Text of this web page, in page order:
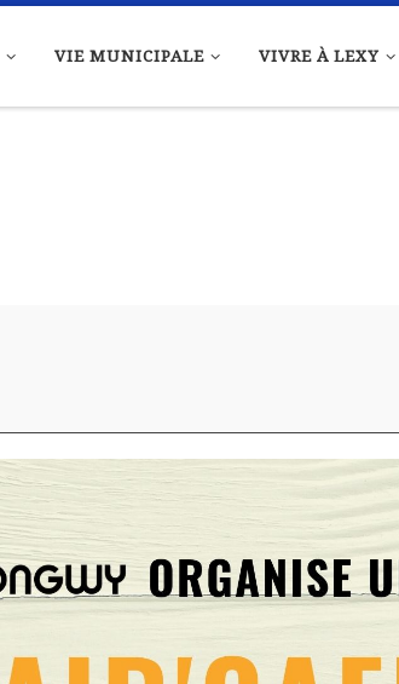
VIE MUNICIPALE VIVRE À LEXY